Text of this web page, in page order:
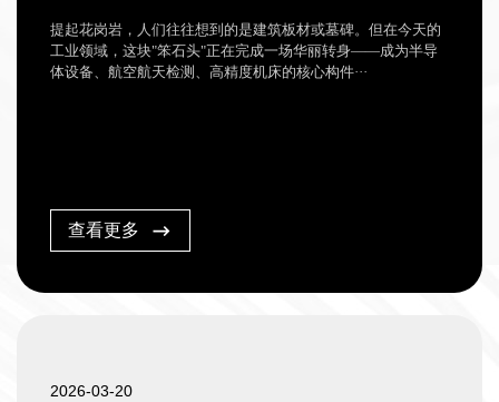
提起花岗岩，人们往往想到的是建筑板材或墓碑。但在今天的
工业领域，这块"笨石头"正在完成一场华丽转身——成为半导
体设备、航空航天检测、高精度机床的核心构件···
查看更多
2026-03-20